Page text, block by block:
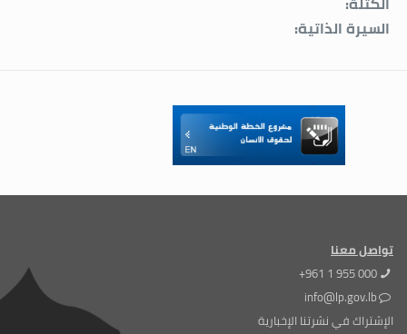
السيرة الذاتية:
تواصل معنا
+961 1 955 000
info@lp.gov.lb
الإشتراك في نشرتنا الإخبارية